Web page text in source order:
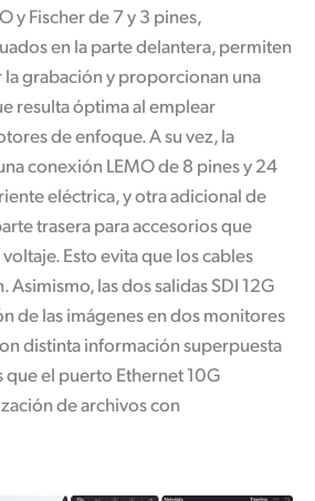
y Fischer de 7 y 3 pines,
en la partedelantera, permiten
grabación y proporcionan una
resulta óptima al emplear
de enfoque. A su vez, la
conexión LEMO de 8 pines y 24
eléctrica, y otra adicional de
trasera para accesorios que
Esto evita que los cables
las dos salidas SDI 12G
de las imágenes en dos monitores
distinta información superpuesta
que el puerto Ethernet 10G
de archivos con